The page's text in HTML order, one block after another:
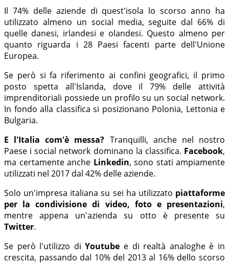
Il 74% delle aziende di quest'isola lo scorso anno ha
utilizzato almeno un social media, seguite dal 66% di
quelle danesi, irlandesi e olandesi. Questo almeno per
quanto riguarda i 28 Paesi facenti parte dell'Unione
Europea.
Se però si fa riferimento ai confini geografici, il primo
posto spetta all'Islanda, dove il 79% delle attività
imprenditoriali possiede un profilo su un social network.
In fondo alla classifica si posizionano Polonia, Lettonia e
Bulgaria.
E l'Italia com'è messa? Tranquilli, anche nel nostro
Paese i social network dominano la classifica. Facebook,
ma certamente anche Linkedin, sono stati ampiamente
utilizzati nel 2017 dal 42% delle aziende.
Solo un'impresa italiana su sei ha utilizzato piattaforme
per la condivisione di video, foto e presentazioni,
mentre appena un'azienda su otto è presente su
Twitter.
Se però l'utilizzo diYoutube e di realtà analoghe è in
crescita, passando dal 10% del 2013 al 16% dello scorso